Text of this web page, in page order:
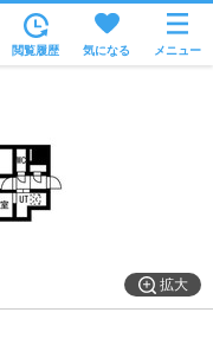
ら
間から
閲覧履歴 気になる メニュー
拡大